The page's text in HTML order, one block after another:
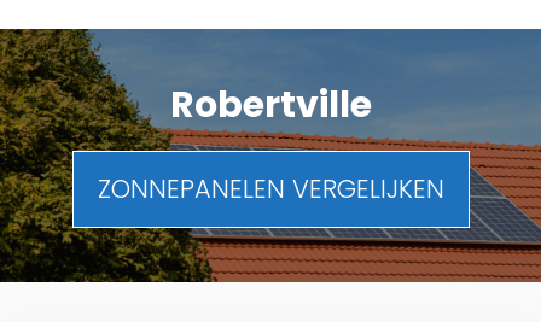
Robertville
ZONNEPANELEN VERGELIJKEN